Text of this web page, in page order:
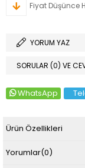
Fiyat Düşünce
YORUM YAZ
SORULAR (0) VE
WhatsApp
Ürün Özellikleri
Yorumlar(0)